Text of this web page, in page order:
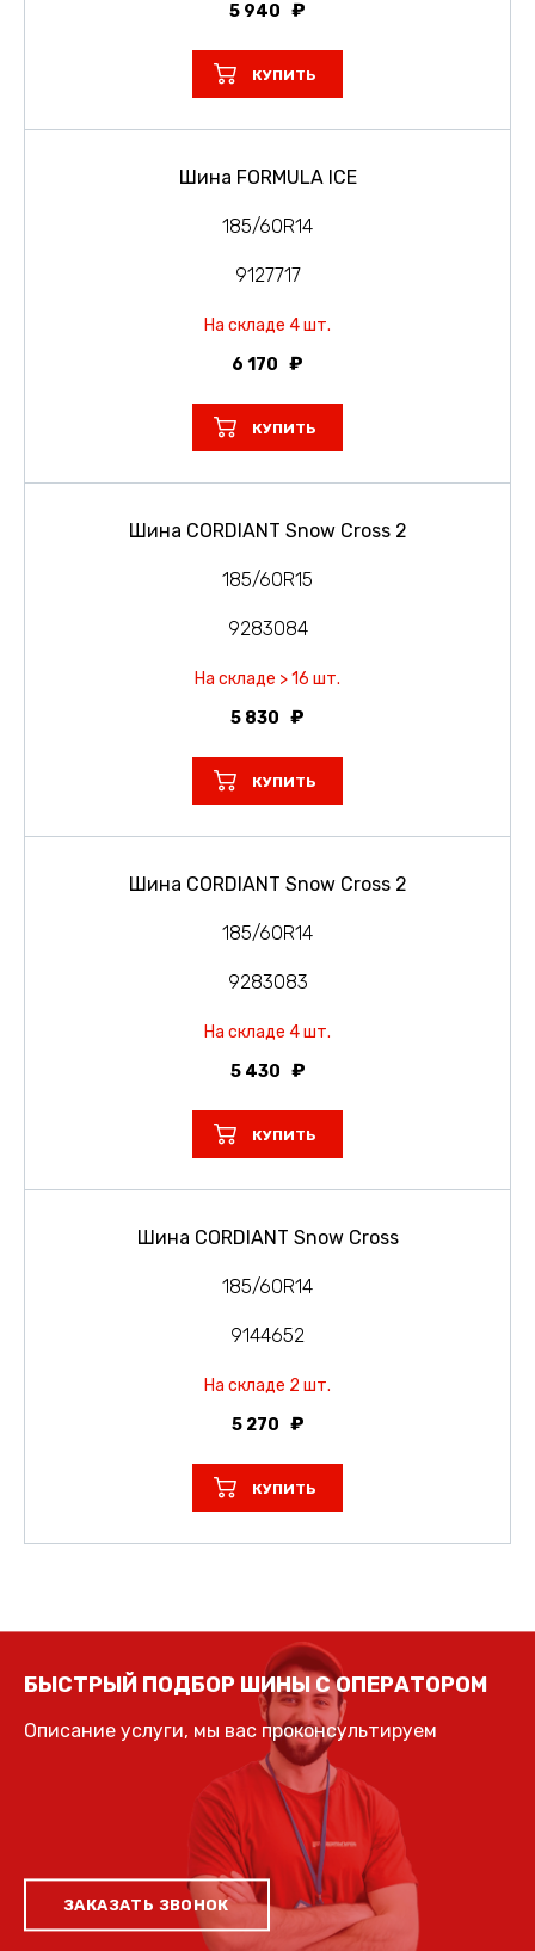
5 940
КУПИТЬ
Шина FORMULA ICE
185/60R14
9127717
На складе 4 шт.
6 170
КУПИТЬ
Шина CORDIANT Snow Cross 2
185/60R15
9283084
На складе > 16 шт.
5 830
КУПИТЬ
Шина CORDIANT Snow Cross 2
185/60R14
9283083
На складе 4 шт.
5 430
КУПИТЬ
Шина CORDIANT Snow Cross
185/60R14
9144652
На складе 2 шт.
5 270
КУПИТЬ
БЫСТРЫЙ ПОДБОР ШИНЫ С ОПЕРАТОРОМ
Описание услуги, мы вас проконсультируем
ЗАКАЗАТЬ ЗВОНОК